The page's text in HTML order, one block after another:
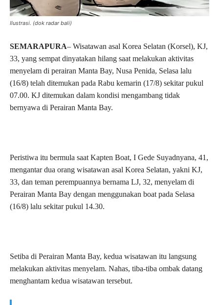
Ilustrasi. (dok radar bali)
SEMARAPURA– Wisatawan asal Korea Selatan (Korsel), KJ,
33, yang sempat dinyatakan hilang saat melakukan aktivitas
menyelam di perairan Manta Bay, Nusa Penida, Selasa lalu
(16/8) telah ditemukan pada Rabu kemarin (17/8) sekitar pukul
07.00. KJ ditemukan dalam kondisi mengambang tidak
bernyawa di Perairan Manta Bay.
Peristiwa itu bermula saat Kapten Boat, I Gede Suyadnyana, 41,
mengantar dua orang wisatawan asal Korea Selatan, yakni KJ,
33, dan teman perempuannya bernama LJ, 32, menyelam di
Perairan Manta Bay dengan menggunakan boat pada Selasa
(16/8) lalu sekitar pukul 14.30.
Setiba di Perairan Manta Bay, kedua wisatawan itu langsung
melakukan aktivitas menyelam. Nahas, tiba-tiba ombak datang
menghantam kedua wisatawan tersebut.